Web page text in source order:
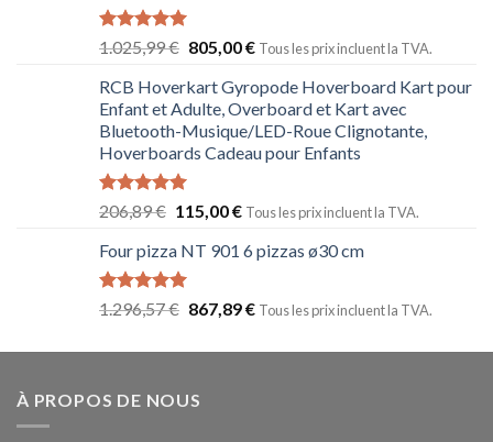
Note 5.00
1.025,99€ 805,00€ Tous les prix incluent la TVA.
RCB Hoverkart Gyropode Hoverboard Kart pour
Enfant et Adulte, Overboard et Kart avec
Bluetooth-Musique/LED-Roue Clignotante,
Hoverboards Cadeau pour Enfants
Note5.00
sur 5
206,89€ 115,00€ Tous les prix incluent la TVA.
Four pizza NT 901 6 pizzas ø30 cm
Note 5.00
1.296,57€ 867,89€ Tous les prix incluent la TVA.
À PROPOS DE NOUS